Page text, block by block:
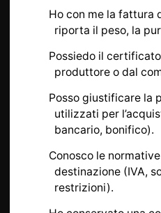
Ho con me la fattura
riporta il peso, la
Possiedo il
produttore o dal
Posso giustificare la
utilizzati per
bancario, bonifico).
Conosco le
destinazione (IVA,
restrizioni).